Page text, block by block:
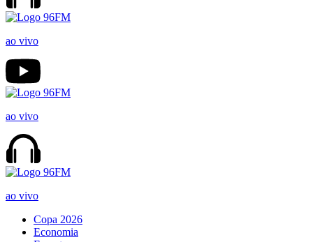
ao vivo
ao vivo
ao vivo
Copa 2026
Economia